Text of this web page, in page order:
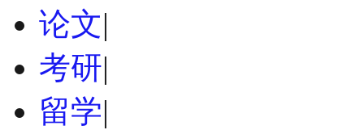
论文|
考研|
留学|